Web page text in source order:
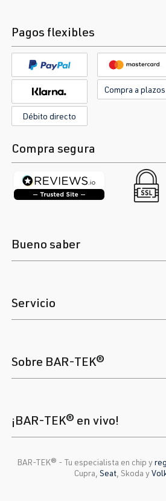
Pagos flexibles
Compra a plazos
Débito directo
Compra segura
Bueno saber
Servicio
Sobre BAR-TEK®
¡BAR-TEK® en vivo!
BAR-TEK®️ - Tu especialista en chip y
Cupra, Seat, Skoda y